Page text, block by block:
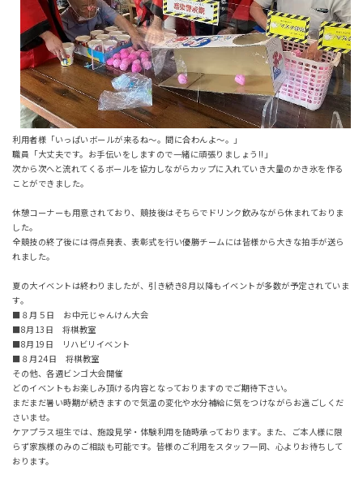
利用者様「いっぱいボールが来るね～。間に合わんよ～。」
職員「大丈夫です。お手伝いをしますので一緒に頑張りましょう!!」
次から次へと流れてくるボールを協力しながらカップに入れていき大量のかき氷を作る
ことができました。
休憩コーナーも用意されており、競技後はそちらでドリンク飲みながら休まれておりま
した。
全競技の終了後には得点発表、表彰式を行い優勝チームには皆様から大きな拍手が送ら
れました。
夏の大イベントは終わりましたが、引き続き8月以降もイベントが多数が予定されていま
す。
■８月５日 お中元じゃんけん大会
■8月13日 将棋教室
■8月19日 リハビリイベント
■８月24日 将棋教室
その他、各週ビンゴ大会開催
どのイベントもお楽しみ頂ける内容となっておりますのでご期待下さい。
まだまだ暑い時期が続きますので気温の変化や水分補給に気をつけながらお過ごしくだ
さいませ。
ケアプラス垣生では、施設見学・体験利用を随時承っております。また、ご本人様に限
らず家族様のみのご相談も可能です。皆様のご利用をスタッフ一同、心よりお待ちして
おります。